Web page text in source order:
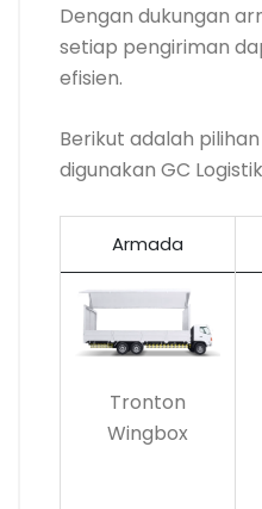
Dengan dukungan
setiap pengiriman
efisien.
Berikut adalah
digunakan GC
Armada
Tronton
Wingbox